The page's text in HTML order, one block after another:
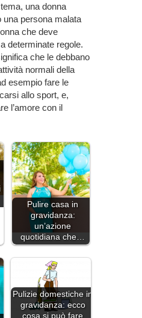
una donna
una persona malata
che deve
determinate regole.
che le debbano
normali della
esempio fare le
allo sport, e,
l’amore con il
Pulire casa in
gravidanza:
un’azione
quotidiana che…
Pulizie domestiche in
gravidanza: ecco
cosa si può fare